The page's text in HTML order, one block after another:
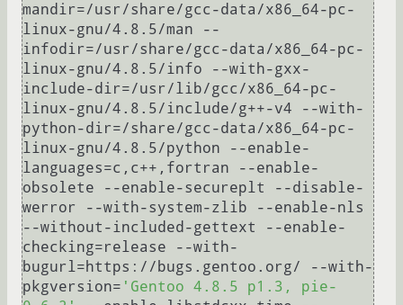
mandir=/usr/share/gcc-data/x86_64-pc-
linux-gnu/4.8.5/man --
infodir=/usr/share/gcc-data/x86_64-pc-
linux-gnu/4.8.5/info --with-gxx-
include-dir=/usr/lib/gcc/x86_64-pc-
linux-gnu/4.8.5/include/g++-v4 --with-
python-dir=/share/gcc-data/x86_64-pc-
linux-gnu/4.8.5/python --enable-
languages=c,c++,fortran --enable-
obsolete --enable-secureplt --disable-
werror --with-system-zlib --enable-nls
--without-included-gettext --enable-
checking=release --with-
bugurl=https://bugs.gentoo.org/ --with-
pkgversion= 'Gentoo 4.8.5 p1.3, pie-